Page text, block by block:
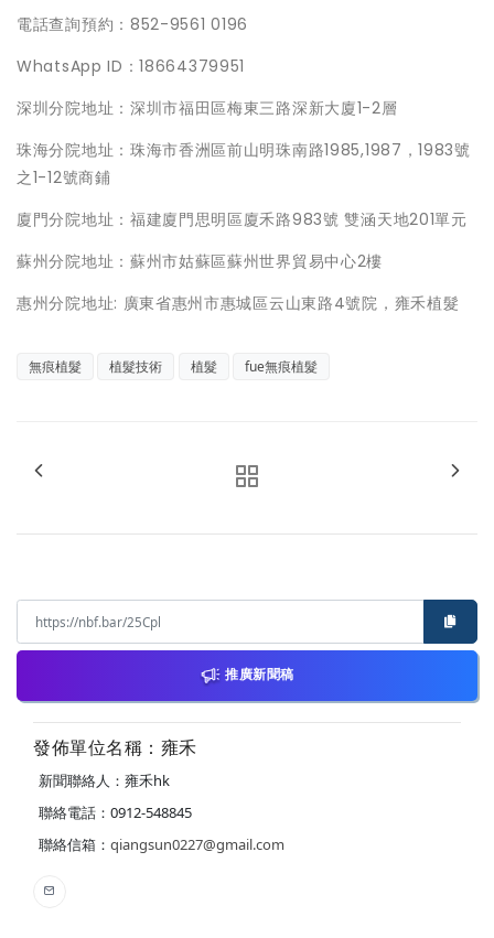
電話查詢預約：852-9561 0196
WhatsApp ID：18664379951
深圳分院地址：深圳市福田區梅東三路深新大廈1-2層
珠海分院地址：珠海市香洲區前山明珠南路1985,1987，1983號
之1-12號商鋪
廈門分院地址：福建廈門思明區廈禾路983號 雙涵天地201單元
蘇州分院地址：蘇州市姑蘇區蘇州世界貿易中心2樓
惠州分院地址: 廣東省惠州市惠城區云山東路4號院，雍禾植髮
無痕植髮 植髮技術 植髮 fue無痕植髮
推廣新聞稿
發佈單位名稱：雍禾
新聞聯絡人：雍禾hk
聯絡電話：0912-548845
聯絡信箱： qiangsun0227@gmail.com